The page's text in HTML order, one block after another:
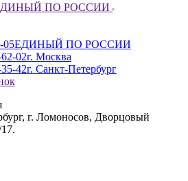
ПО РОССИИ
05ЕДИНЫЙ ПО РОССИИ
02г. Москва
42г. Санкт-Петербург
г. Ломоносов, Дворцовый